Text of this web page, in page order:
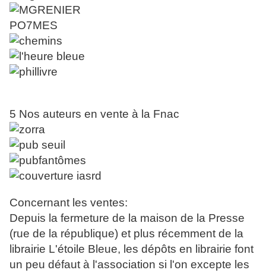
5 Nos auteurs en vente à la Fnac
Concernant les ventes:
Depuis la fermeture de la maison de la Presse
(rue de la république) et plus récemment de la
librairie L'étoile Bleue, les dépôts en librairie font
un peu défaut à l'association si l'on excepte les